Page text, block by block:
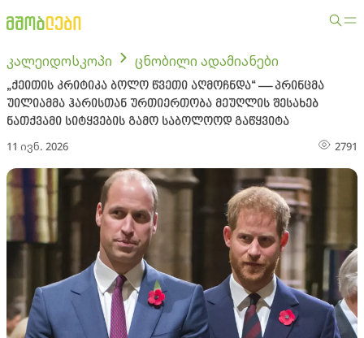
კალეიდოსკოპი ცნობილი ადამიანები
„ქეითის კრიტიკა ბოლო წვეთი აღმოჩნდა“ — პრინცმა
უილიამმა ჰარისთან ურთიერთობა მეუღლის შესახებ
ნათქვამი სიტყვების გამო საბოლოოდ გაწყვიტა
11 ივნ. 2026 2791